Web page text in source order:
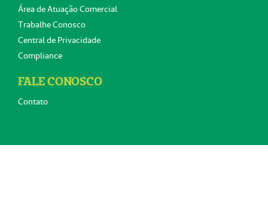
Área de Atuação Comercial
Trabalhe Conosco
Central de Privacidade
Compliance
FALE CONOSCO
Contato